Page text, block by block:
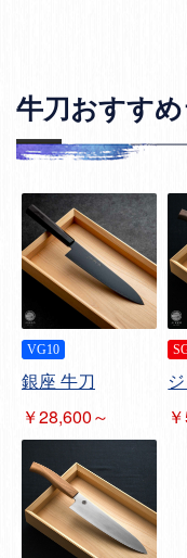
牛刀おすす
VG10
銀座 牛刀
￥28,600～